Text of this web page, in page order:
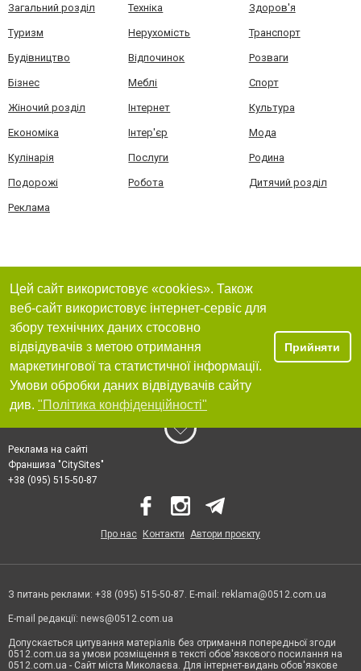
Загальний розділ Техніка Здоров'я
Туризм Нерухомість Транспорт
Будівництво Відпочинок Розваги
Бізнес Меблі Спорт
Жіночий розділ Інтернет Культура
Економіка Інтер'єр Мода
Кулінарія Послуги Родина
Подорожі Робота Дитячий розділ
Реклама
Цей сайт використовує «cookies». Також
веб-сайт використовує інтернет-сервіс для
збору технічних даних стосовно
відвідувачів з метою отримання
маркетингової та статистичної інформації.
Умови обробки даних відвідувачів сайту
див. "Політика конфіденційності"
Прийняти
Реклама на сайті
Франшиза "CitySites"
+38 (095) 515-50-87
Про нас Контакти Автори проєкту
З питань реклами: +38 (095) 515-50-87. E-mail: reklama@0512.com.ua
E-mail редакції: news@0512.com.ua
Допускається цитування матеріалів без отримання попередньої згоди
0512.com.ua за умови розміщення в тексті обов'язкового посилання на
0512.com.ua - Сайт міста Миколаєва. Для інтернет-видань обов'язкове